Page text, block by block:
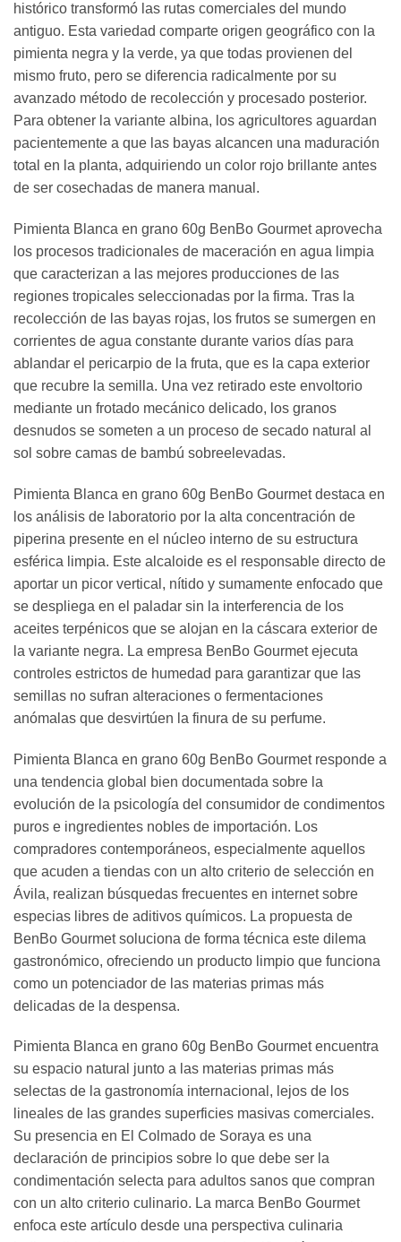
histórico transformó las rutas comerciales del mundo
antiguo. Esta variedad comparte origen geográfico con la
pimienta negra y la verde, ya que todas provienen del
mismo fruto, pero se diferencia radicalmente por su
avanzado método de recolección y procesado posterior.
Para obtener la variante albina, los agricultores aguardan
pacientemente a que las bayas alcancen una maduración
total en la planta, adquiriendo un color rojo brillante antes
de ser cosechadas de manera manual.
Pimienta Blanca en grano 60g BenBo Gourmet aprovecha
los procesos tradicionales de maceración en agua limpia
que caracterizan a las mejores producciones de las
regiones tropicales seleccionadas por la firma. Tras la
recolección de las bayas rojas, los frutos se sumergen en
corrientes de agua constante durante varios días para
ablandar el pericarpio de la fruta, que es la capa exterior
que recubre la semilla. Una vez retirado este envoltorio
mediante un frotado mecánico delicado, los granos
desnudos se someten a un proceso de secado natural al
sol sobre camas de bambú sobreelevadas.
Pimienta Blanca en grano 60g BenBo Gourmet destaca en
los análisis de laboratorio por la alta concentración de
piperina presente en el núcleo interno de su estructura
esférica limpia. Este alcaloide es el responsable directo de
aportar un picor vertical, nítido y sumamente enfocado que
se despliega en el paladar sin la interferencia de los
aceites terpénicos que se alojan en la cáscara exterior de
la variante negra. La empresa BenBo Gourmet ejecuta
controles estrictos de humedad para garantizar que las
semillas no sufran alteraciones o fermentaciones
anómalas que desvirtúen la finura de su perfume.
Pimienta Blanca en grano 60g BenBo Gourmet responde a
una tendencia global bien documentada sobre la
evolución de la psicología del consumidor de condimentos
puros e ingredientes nobles de importación. Los
compradores contemporáneos, especialmente aquellos
que acuden a tiendas con un alto criterio de selección en
Ávila, realizan búsquedas frecuentes en internet sobre
especias libres de aditivos químicos. La propuesta de
BenBo Gourmet soluciona de forma técnica este dilema
gastronómico, ofreciendo un producto limpio que funciona
como un potenciador de las materias primas más
delicadas de la despensa.
Pimienta Blanca en grano 60g BenBo Gourmet encuentra
su espacio natural junto a las materias primas más
selectas de la gastronomía internacional, lejos de los
lineales de las grandes superficies masivas comerciales.
Su presencia en El Colmado de Soraya es una
declaración de principios sobre lo que debe ser la
condimentación selecta para adultos sanos que compran
con un alto criterio culinario. La marca BenBo Gourmet
enfoca este artículo desde una perspectiva culinaria